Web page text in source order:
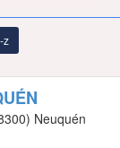
z
Neuquén